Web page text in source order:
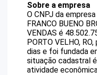
Sobre a empresa
O CNPJ da empresa
FRANCO BUENO
VENDAS é
PORTO VELHO,
dias e foi fundada
situação cadastral é
atividade